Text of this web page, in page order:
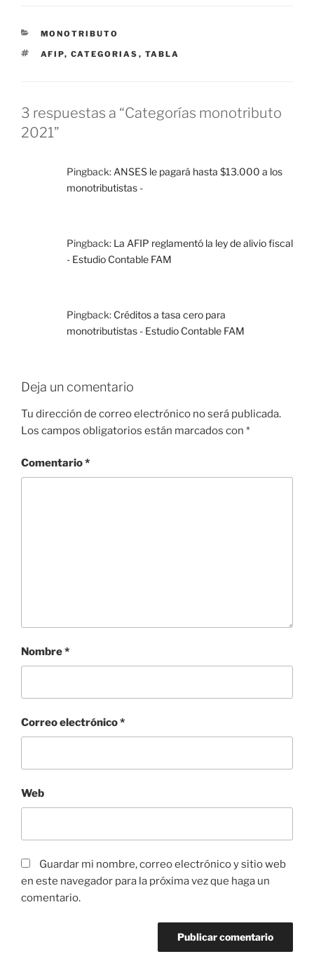
CATEGORÍAS
MONOTRIBUTO
ETIQUETAS
AFIP, CATEGORIAS , TABLA
3 respuestas a “Categorías monotributo
2021”
Pingback:ANSES le pagará hasta $13.000 a los
monotributistas -
Pingback: La AFIP reglamentó la ley de alivio fiscal
- Estudio Contable FAM
Pingback: Créditos a tasa cero para
monotributistas - Estudio Contable FAM
Deja un comentario
Tu dirección de correo electrónico no será publicada.
Los campos obligatorios están marcados con *
Comentario*
Nombre*
Correo electrónico*
Web
Guardar mi nombre, correo electrónico y sitio web
en este navegador para la próxima vez que haga un
comentario.